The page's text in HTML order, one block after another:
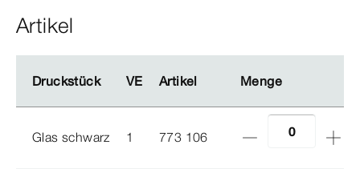
Artikel
Druckstück VE Artikel Menge
Druckstück VE Artikel Menge
Glas schwarz 1 773 106